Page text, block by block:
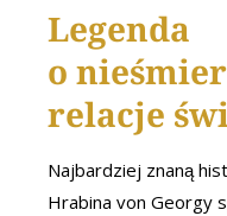
Legenda
o
relacje
Najbardziej znaną
Hrabina von Georgy